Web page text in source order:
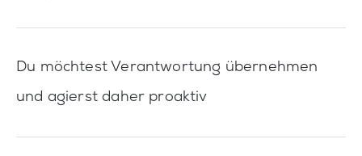
Du möchtest Verantwortung übernehmen
und agierst daher proaktiv